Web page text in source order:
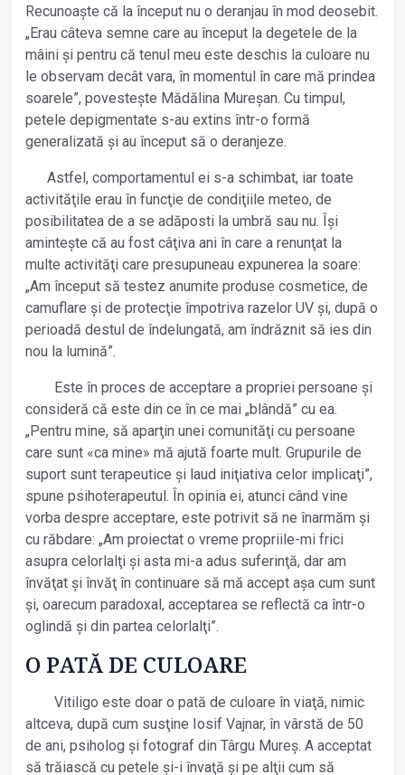
Recunoaște că la început nu o deranjau în mod deosebit.
„Erau câteva semne care au început la degetele de la
mâini și pentru că tenul meu este deschis la culoare nu
le observam decât vara, în momentul în care mă prindea
soarele”, povestește Mădălina Mureșan. Cu timpul,
petele depigmentate s-au extins într-o formă
generalizată și au început să o deranjeze.
Astfel, comportamentul ei s-a schimbat, iar toate
activităţile erau în funcţie de condiţiile meteo, de
posibilitatea de a se adăposti la umbră sau nu. Își
amintește că au fost câţiva ani în care a renunţat la
multe activităţi care presupuneau expunerea la soare:
„Am început să testez anumite produse cosmetice, de
camuflare și de protecţie împotriva razelor UV și, după o
perioadă destul de îndelungată, am îndrăznit să ies din
nou la lumină”.
Este în proces de acceptare a propriei persoane și
consideră că este din ce în ce mai „blândă” cu ea.
„Pentru mine, să aparţin unei comunităţi cu persoane
care sunt «ca mine» mă ajută foarte mult. Grupurile de
suport sunt terapeutice și laud iniţiativa celor implicaţi”,
spune psihoterapeutul. În opinia ei, atunci când vine
vorba despre acceptare, este potrivit să ne înarmăm și
cu răbdare: „Am proiectat o vreme propriile-mi frici
asupra celorlalţi și asta mi-a adus suferinţă, dar am
învăţat și învăţ în continuare să mă accept așa cum sunt
și, oarecum paradoxal, acceptarea se reflectă ca într-o
oglindă și din partea celorlalţi”.
O PATĂ DE CULOARE
Vitiligo este doar o pată de culoare în viaţă, nimic
altceva, după cum susţine Iosif Vajnar, în vârstă de 50
de ani, psiholog și fotograf din Târgu Mureș. A acceptat
să trăiască cu petele și-i învaţă și pe alţii cum să